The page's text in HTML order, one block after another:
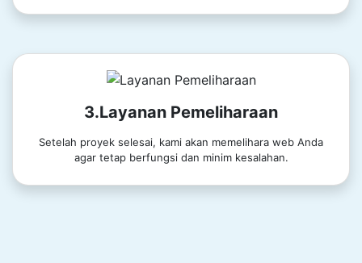
3.Layanan Pemeliharaan
Setelah proyek selesai, kami akan memelihara web Anda
agar tetap berfungsi dan minim kesalahan.